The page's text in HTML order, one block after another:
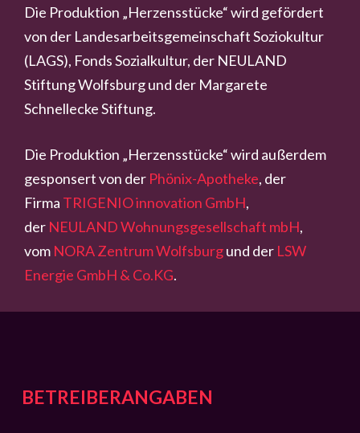
Die Produktion „Herzensstücke“ wird gefördert
von der Landesarbeitsgemeinschaft Soziokultur
(LAGS), Fonds Sozialkultur, der NEULAND
Stiftung Wolfsburg und der Margarete
Schnellecke Stiftung.
Die Produktion „Herzensstücke“ wird außerdem
gesponsert von der Phönix-Apotheke, der
Firma TRIGENIO innovation GmbH,
der NEULAND Wohnungsgesellschaft mbH,
vom NORA Zentrum Wolfsburgund der LSW
Energie GmbH & Co.KG.
BETREIBERANGABEN